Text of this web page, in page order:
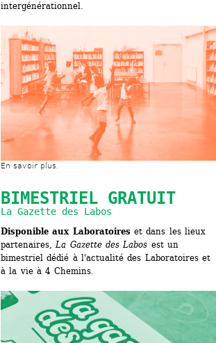
intergénérationnel.
En savoir plus.
BIMESTRIEL GRATUIT
La Gazette des Labos
Disponible aux Laboratoires et dans les lieux
partenaires, La Gazette des Labos est un
bimestriel dédié à l'actualité des Laboratoires et
à la vie à 4 Chemins.